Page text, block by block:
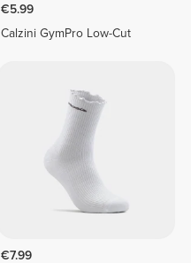
€5.99
Calzini GymPro Low-Cut
€7.99